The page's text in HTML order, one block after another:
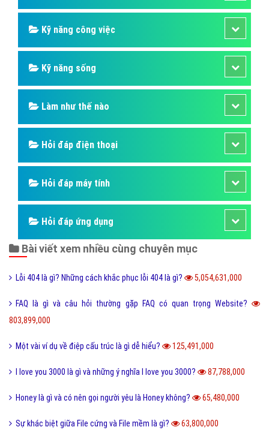
Kỹ năng công việc
Kỹ năng sống
Làm như thế nào
Hỏi đáp điện thoại
Hỏi đáp máy tính
Hỏi đáp ứng dụng
Bài viết xem nhiều cùng chuyên mục
Lỗi 404 là gì? Những cách khắc phục lỗi 404 là gì? 5,054,631,000
FAQ là gì và câu hỏi thường gặp FAQ có quan trọng Website?
803,899,000
Một vài ví dụ về điệp cấu trúc là gì dễ hiểu? 125,491,000
I love you 3000 là gì và những ý nghĩa I love you 3000? 87,788,000
Honey là gì và có nên gọi người yêu là Honey không? 65,480,000
Sự khác biệt giữa File cứng và File mềm là gì? 63,800,000